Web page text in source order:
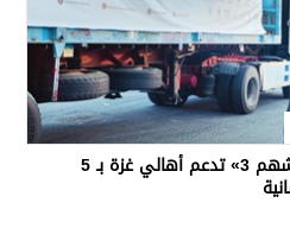
«الفارس الشهم 3» تدعم أهالي غزة بـ 5